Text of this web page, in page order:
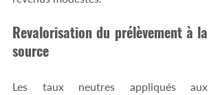
Revalorisation du prélèvement à la
source
Les taux neutres appliqués aux